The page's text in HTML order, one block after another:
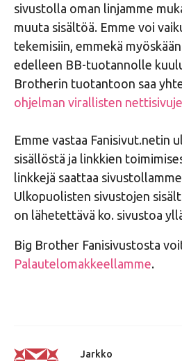
sivustolla oman linjamme
muuta sisältöä. Emme voi
tekemisiin, emmekä
edelleen BB-tuotannolle
Brotherin tuotantoon saa
ohjelman virallisten
Emme vastaa Fanisivut.netin
sisällöstä ja linkkien
linkkejä saattaa
Ulkopuolisten sivustojen
on lähetettävä ko. sivustoa
Big Brother Fanisivustosta
Palautelomakkeellamme.
Jarkko